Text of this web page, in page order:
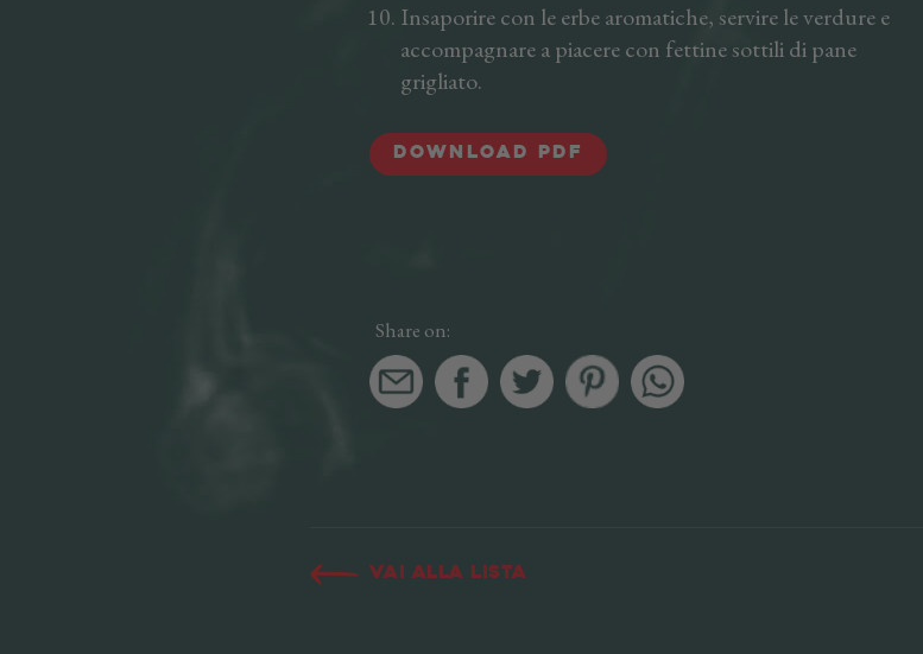
Insaporire con le erbe aromatiche, servire le verdure e
accompagnare a piacere con fettine sottili di pane
grigliato.
Download PDF
Share on:
Vai alla lista